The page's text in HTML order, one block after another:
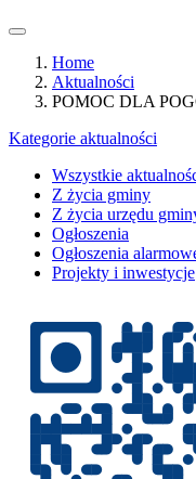
Home
Aktualności
POMOC DLA
Kategorie aktualności
Wszystkie
Z życia gminy
Z życia urzędu
Ogłoszenia
Ogłoszenia
Projekty i inwestycje